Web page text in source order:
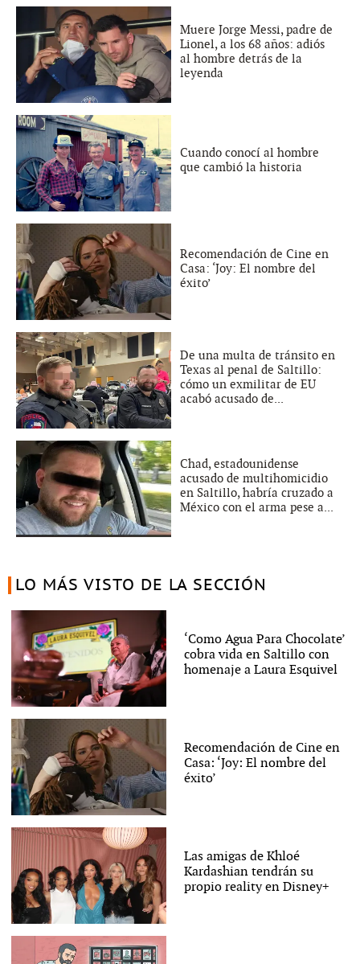
Muere Jorge Messi, padre de
Lionel, a los 68 años: adiós
al hombre detrás de la
leyenda
Cuando conocí al hombre
que cambió la historia
Recomendación de Cine en
Casa: ‘Joy: El nombre del
éxito’
De una multa de tránsito en
Texas al penal de Saltillo:
cómo un exmilitar de EU
acabó acusado de...
Chad, estadounidense
acusado de multihomicidio
en Saltillo, habría cruzado a
México con el arma pese a...
LO MÁS VISTO DE LA SECCIÓN
‘Como Agua Para Chocolate’
cobra vida en Saltillo con
homenaje a Laura Esquivel
Recomendación de Cine en
Casa: ‘Joy: El nombre del
éxito’
Las amigas de Khloé
Kardashian tendrán su
propio reality en Disney+